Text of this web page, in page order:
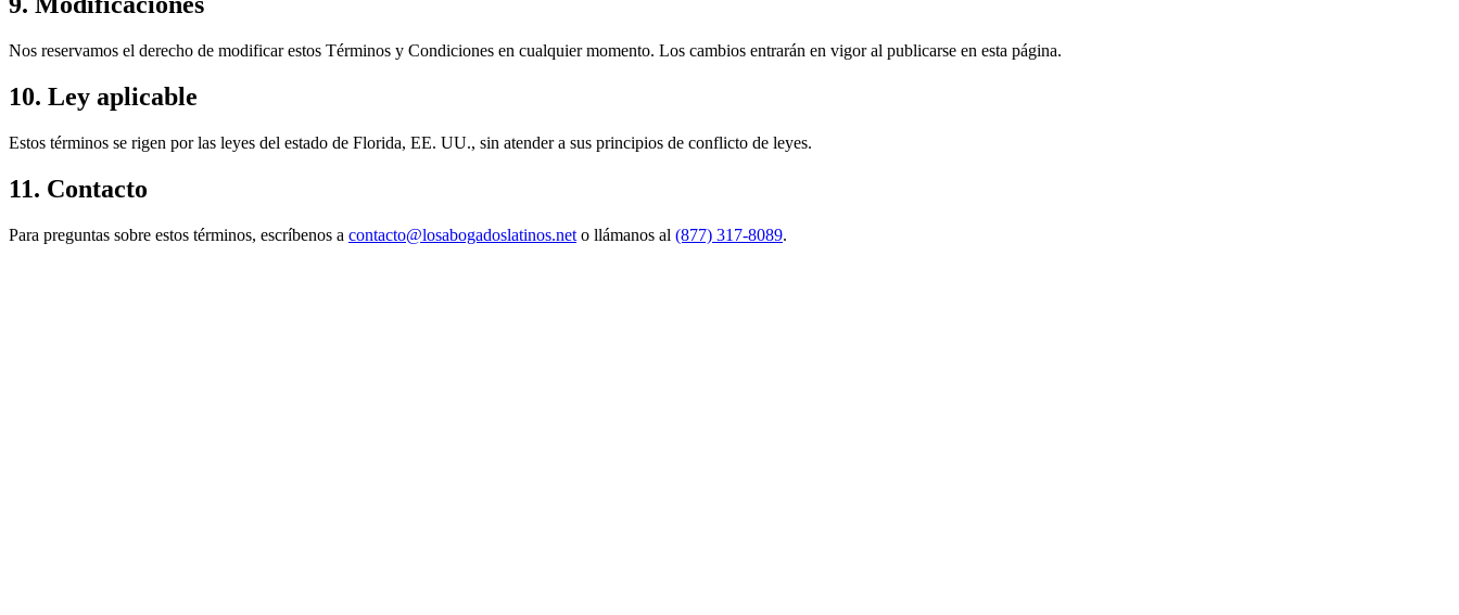
Nos reservamos el derecho de modificar estos Términos y Condiciones en cualquier momento. Los cambios entrarán en vigor al publicarse en esta página.
10. Ley aplicable
Estos términos se rigen por las leyes del estado de Florida, EE. UU., sin atender a sus principios de conflicto de leyes.
11. Contacto
Para preguntas sobre estos términos, escríbenos a contacto@losabogadoslatinos.net o llámanos al (877) 317-8089.